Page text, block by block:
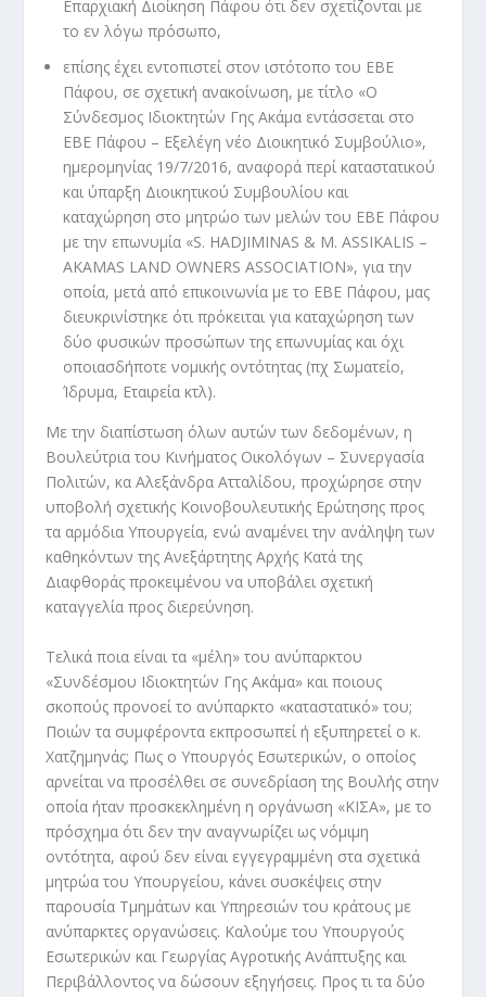
Επαρχιακή Διοίκηση Πάφου ότι δεν σχετίζονται με
το εν λόγω πρόσωπο,
επίσης έχει εντοπιστεί στον ιστότοπο του ΕΒΕ
Πάφου, σε σχετική ανακοίνωση, με τίτλο «Ο
Σύνδεσμος Ιδιοκτητών Γης Ακάμα εντάσσεται στο
ΕΒΕ Πάφου – Εξελέγη νέο Διοικητικό Συμβούλιο»,
ημερομηνίας 19/7/2016, αναφορά περί καταστατικού
και ύπαρξη Διοικητικού Συμβουλίου και
καταχώρηση στο μητρώο των μελών του ΕΒΕ Πάφου
με την επωνυμία «S. HADJIMINAS & M. ASSIKALIS –
AKAMAS LAND OWNERS ASSOCIATION», για την
οποία, μετά από επικοινωνία με το ΕΒΕ Πάφου, μας
διευκρινίστηκε ότι πρόκειται για καταχώρηση των
δύο φυσικών προσώπων της επωνυμίας και όχι
οποιασδήποτε νομικής οντότητας (πχ Σωματείο,
Ίδρυμα, Εταιρεία κτλ).
Με την διαπίστωση όλων αυτών των δεδομένων, η
Βουλεύτρια του Κινήματος Οικολόγων – Συνεργασία
Πολιτών, κα Αλεξάνδρα Ατταλίδου, προχώρησε στην
υποβολή σχετικής Κοινοβουλευτικής Ερώτησης προς
τα αρμόδια Υπουργεία, ενώ αναμένει την ανάληψη των
καθηκόντων της Ανεξάρτητης Αρχής Κατά της
Διαφθοράς προκειμένου να υποβάλει σχετική
καταγγελία προς διερεύνηση.
Τελικά ποια είναι τα «μέλη» του ανύπαρκτου
«Συνδέσμου Ιδιοκτητών Γης Ακάμα» και ποιους
σκοπούς προνοεί το ανύπαρκτο «καταστατικό» του;
Ποιών τα συμφέροντα εκπροσωπεί ή εξυπηρετεί ο κ.
Χατζημηνάς; Πως ο Υπουργός Εσωτερικών, ο οποίος
αρνείται να προσέλθει σε συνεδρίαση της Βουλής στην
οποία ήταν προσκεκλημένη η οργάνωση «ΚΙΣΑ», με το
πρόσχημα ότι δεν την αναγνωρίζει ως νόμιμη
οντότητα, αφού δεν είναι εγγεγραμμένη στα σχετικά
μητρώα του Υπουργείου, κάνει συσκέψεις στην
παρουσία Τμημάτων και Υπηρεσιών του κράτους με
ανύπαρκτες οργανώσεις. Καλούμε του Υπουργούς
Εσωτερικών και Γεωργίας Αγροτικής Ανάπτυξης και
Περιβάλλοντος να δώσουν εξηγήσεις. Προς τι τα δύο